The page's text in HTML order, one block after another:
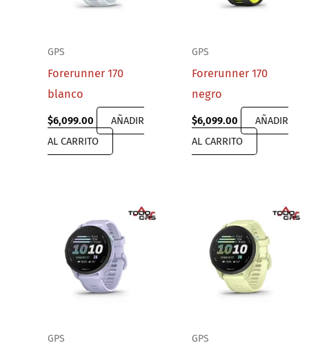
GPS
Forerunner 170
blanco
$6,099.00
AÑADIR
AL CARRITO
GPS
Forerunner 170
negro
$6,099.00
AÑADIR
AL CARRITO
GPS GPS